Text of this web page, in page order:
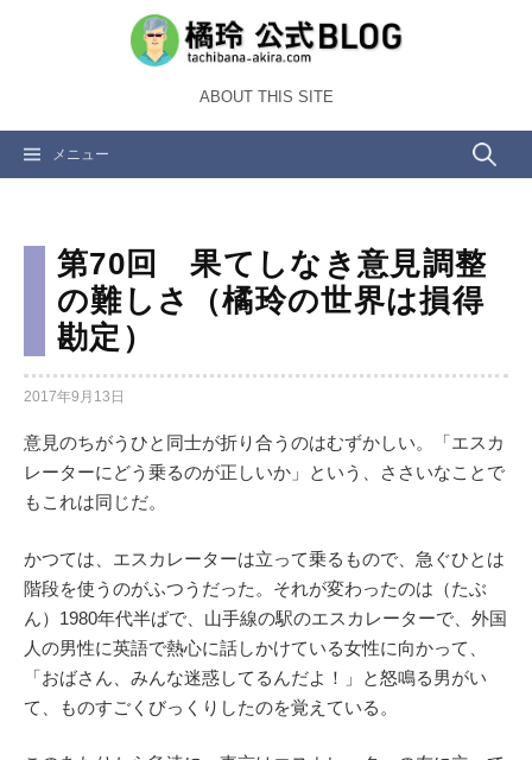
ツ
ABOUT THIS SITE
メニュー 検
第70回 果てしなき意見調整
の難しさ（橘玲の世界は損得
勘定）
2017年9月13日
意見のちがうひと同士が折り合うのはむずかしい。「エスカ
レーターにどう乗るのが正しいか」という、ささいなことで
もこれは同じだ。
かつては、エスカレーターは立って乗るもので、急ぐひとは
階段を使うのがふつうだった。それが変わったのは（たぶ
ん）1980年代半ばで、山手線の駅のエスカレーターで、外国
人の男性に英語で熱心に話しかけている女性に向かって、
「おばさん、みんな迷惑してるんだよ！」と怒鳴る男がい
て、ものすごくびっくりしたのを覚えている。